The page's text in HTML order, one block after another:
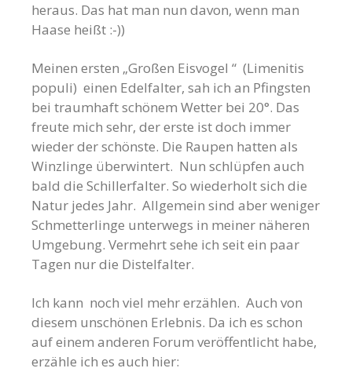
heraus. Das hat man nun davon, wenn man
Haase heißt :-))
Meinen ersten „Großen Eisvogel “ (Limenitis
populi) einen Edelfalter, sah ich an Pfingsten
bei traumhaft schönem Wetter bei 20°. Das
freute mich sehr, der erste ist doch immer
wieder der schönste. Die Raupen hatten als
Winzlinge überwintert. Nun schlüpfen auch
bald die Schillerfalter. So wiederholt sich die
Natur jedes Jahr. Allgemein sind aber weniger
Schmetterlinge unterwegs in meiner näheren
Umgebung. Vermehrt sehe ich seit ein paar
Tagen nur die Distelfalter.
Ich kann noch viel mehr erzählen. Auch von
diesem unschönen Erlebnis. Da ich es schon
auf einem anderen Forum veröffentlicht habe,
erzähle ich es auch hier: